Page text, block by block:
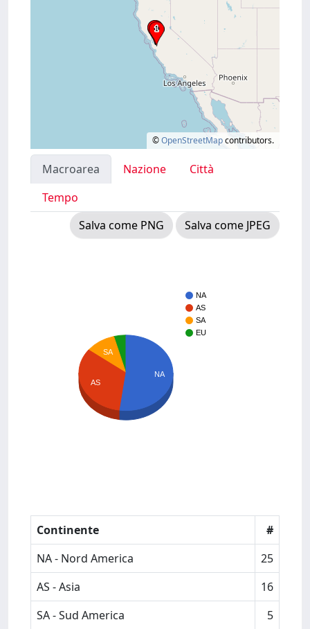
©OpenStreetMapcontributors.
Macroarea Nazione
Città
Tempo
Salva come PNG
Salva come JPEG
NA
AS
SA
EU
SA
AS
NA
Continente
#
NA - Nord America
25
AS - Asia
16
SA - Sud America
5